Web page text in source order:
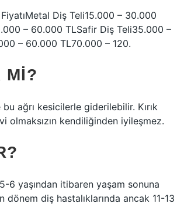
Diş Teli15.000 – 30.000
– 60.000 TLSafir Diş Teli35.000 –
– 60.000 TL70.000 – 120.
MI?
ağrı kesicilerle giderilebilir. Kırık
olmaksızın kendiliğinden iyileşmez.
yaşından itibaren yaşam sonuna
diş hastalıklarında ancak 11-13